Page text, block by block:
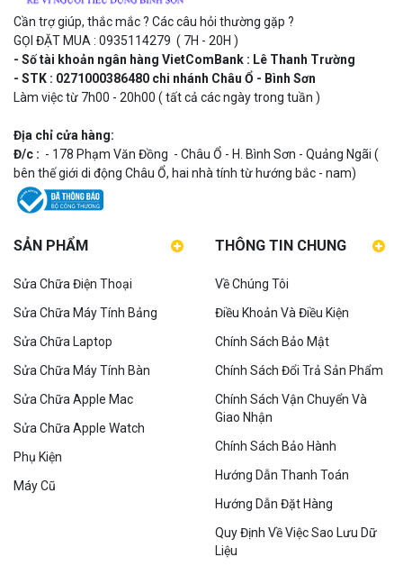
Cần trợ giúp, thắc mắc ? Các câu hỏi thường gặp ?
GỌI ĐẶT MUA : 0935114279 ( 7H - 20H )
- Số tài khoản ngân hàng VietComBank : Lê Thanh Trường
- STK : 0271000386480 chi nhánh Châu Ổ - Bình Sơn
Làm việc từ 7h00 - 20h00 ( tất cả các ngày trong tuần )
Địa chỉ cửa hàng:
Đ/c : - 178 Phạm Văn Đồng - Châu Ổ - H. Bình Sơn - Quảng Ngãi (
bên thế giới di động Châu Ổ, hai nhà tính từ hướng bắc - nam)
SẢN PHẨM
Sửa Chữa Điện Thoại
Sửa Chữa Máy Tính Bảng
Sửa Chữa Laptop
Sửa Chữa Máy Tính Bàn
Sửa Chữa Apple Mac
Sửa Chữa Apple Watch
Phụ Kiện
Máy Cũ
THÔNG TIN CHUNG
Về Chúng Tôi
Điều Khoản Và Điều Kiện
Chính Sách Bảo Mật
Chính Sách Đổi Trả Sản Phẩm
Chính Sách Vận Chuyển Và
Giao Nhận
Chính Sách Bảo Hành
Hướng Dẫn Thanh Toán
Hướng Dẫn Đặt Hàng
Quy Định Về Việc Sao Lưu Dữ
Liệu